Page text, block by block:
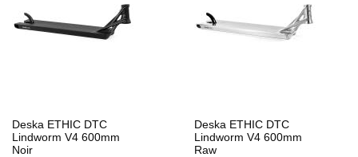
Deska ETHIC DTC
Lindworm V4 600mm
Noir
Deska ETHIC DTC
Lindworm V4 600mm
Raw